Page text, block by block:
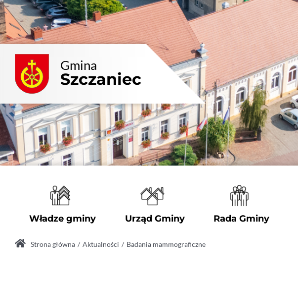
Przejdź
do
zawartości
Gmina
Szczaniec
Władze gminy Urząd Gminy Rada Gminy
Strona główna Aktualności Badania mammograficzne